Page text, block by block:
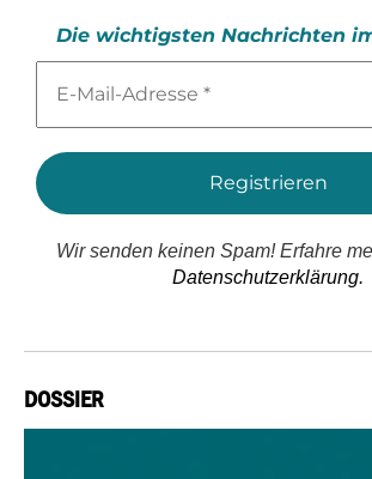
Die wichtigsten Nachrichten
Mail-
*
Wir senden keinen Spam! Erfahre
Datenschutzerklärung.
DOSSIER